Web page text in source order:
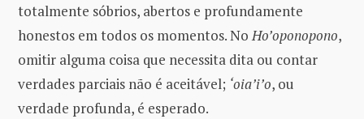
totalmente sóbrios, abertos e profundamente
honestos em todos os momentos. NoHo’oponopono,
omitir alguma coisa que necessita dita ou contar
verdades parciais não é aceitável; ‘oia’i’o, ou
verdade profunda, é esperado.